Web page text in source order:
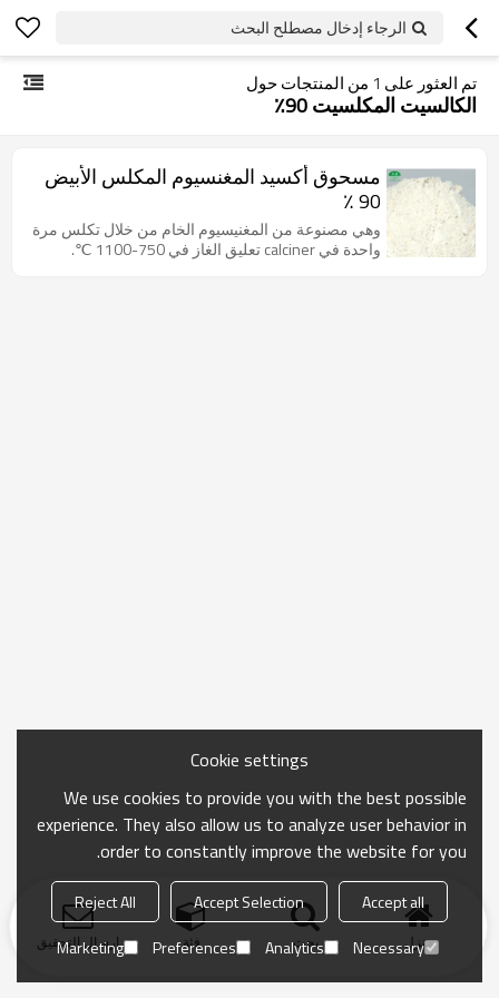
الرجاء إدخال مصطلح البحث
تم العثور على 1 من المنتجات حول
الكالسيت المكلسيت 90٪
مسحوق أكسيد المغنسيوم المكلس الأبيض
90 ٪
وهي مصنوعة من المغنيسيوم الخام من خلال تكلس مرة
واحدة في calciner تعليق الغاز في 750-1100 ℃.
منزل بحث فئة ارسال التحقيق
Cookie settings
We use cookies to provide you with the best possible
experience. They also allow us to analyze user behavior in
order to constantly improve the website for you.
Accept all
Accept Selection
Reject All
Necessary
Analytics
Preferences
Marketing